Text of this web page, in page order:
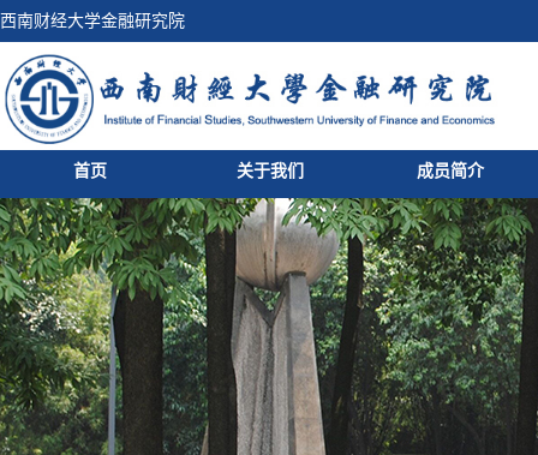
西南财经大学金融研究院
首页 关于我们 成员简介